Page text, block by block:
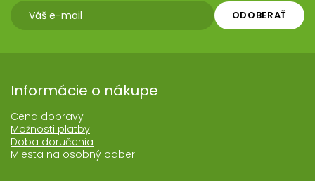
ODOBERAŤ
Informácie o nákupe
Cena dopravy
Možnosti platby
Doba doručenia
Miesta na osobný odber